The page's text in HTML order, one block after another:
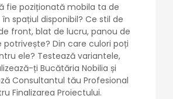
fie poziționată mobila ta de
spațiul disponibil? Ce stil de
front, blat de lucru, panou de
potrivește? Din care culori poți
ele? Testează variantele,
ți Bucătăria Nobilia și
Consultantul tău Profesional
Finalizarea Proiectului.